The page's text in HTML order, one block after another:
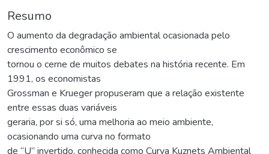
Resumo
O aumento da degradação ambiental ocasionada pelo
crescimento econômico se
tornou o cerne de muitos debates na história recente. Em
1991, os economistas
Grossman e Krueger propuseram que a relação existente
entre essas duas variáveis
geraria, por si só, uma melhoria ao meio ambiente,
ocasionando uma curva no formato
de “U” invertido, conhecida como Curva Kuznets Ambiental